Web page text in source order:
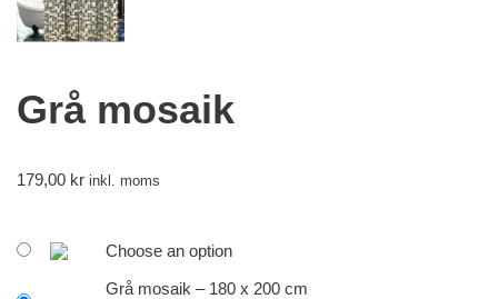
Grå mosaik
179,00 kr inkl. moms
Choose an option
Grå mosaik – 180 x 200 cm